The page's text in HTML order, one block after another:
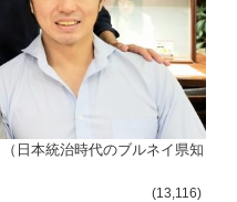
日本統治時代のブルネイ県知
(13,116)